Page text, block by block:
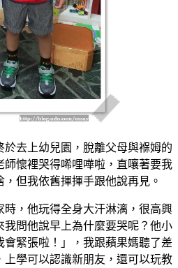
去上幼兒園，脫離父母與褓姆的
懷裡哭得唏哩嘩啦，直嚷著要我
但我依舊揮揮手跟他說再見。
，他玩得全身大汗淋漓，很高興
問他說早上為什麼要哭呢？他小
緊張啦！」，我跟蘋果媽聽了差
學可以認識新朋友，還可以玩教